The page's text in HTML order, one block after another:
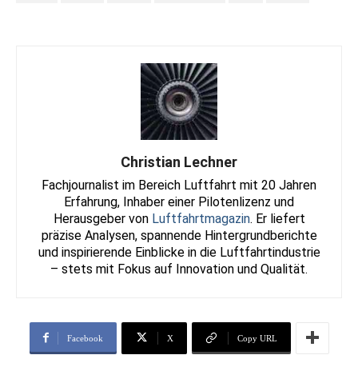
Christian Lechner
Fachjournalist im Bereich Luftfahrt mit 20 Jahren
Erfahrung, Inhaber einer Pilotenlizenz und
Herausgeber von Luftfahrtmagazin. Er liefert
präzise Analysen, spannende Hintergrundberichte
und inspirierende Einblicke in die Luftfahrtindustrie
– stets mit Fokus auf Innovation und Qualität.
Facebook X Copy URL